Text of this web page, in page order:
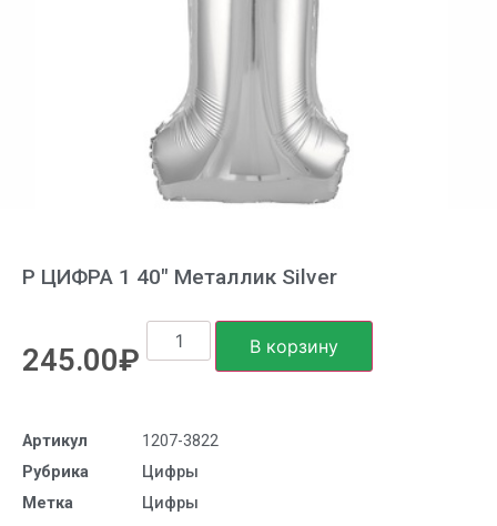
Р ЦИФРА 1 40″ Металлик Silver
245.00₽ В корзину
Артикул
1207-3822
Рубрика
Цифры
Метка
Цифры